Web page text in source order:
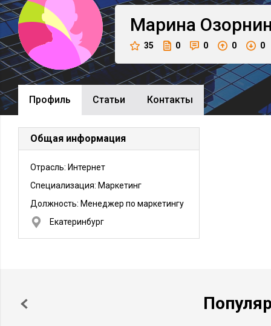
Марина
35 0 0 0 0
Профиль Cтатьи Контакты
Общая информация
Отрасль: Интернет
Специализация: Маркетинг
Должность: Менеджер по маркетингу
Екатеринбург